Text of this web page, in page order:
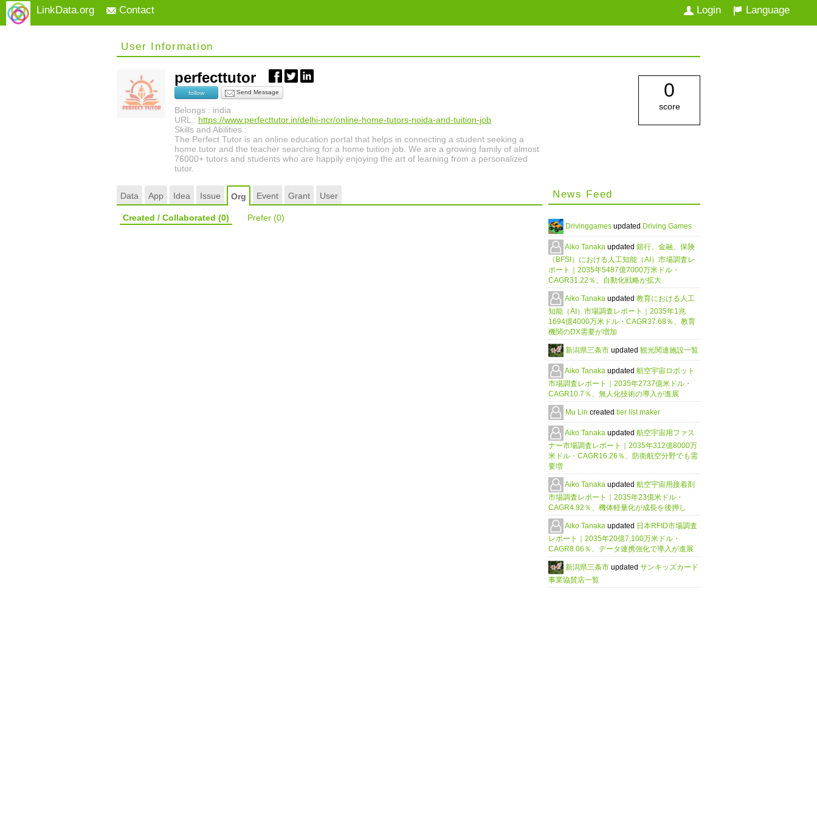
LinkData.org Contact Language
Login
User Information
perfecttutor
follow Send Message
Belongs : india
URL : https://www.perfecttutor.in/delhi-ncr/online-home-tutors-noida-and-tuition-job
Skills and Abilities :
The Perfect Tutor is an online education portal that helps in connecting a student seeking a
home tutor and the teacher searching for a home tuition job. We are a growing family of almost
76000+ tutors and students who are happily enjoying the art of learning from a personalized
tutor.
0
score
Data App Idea Issue Org Event Grant User
Created / Collaborated (0) Prefer (0)
News Feed
Drivinggames updated Driving Games
Aiko Tanaka updated 銀行、金融、保険
（BFSI）における人工知能（AI）市場調査レ
ポート｜2035年5487億7000万米ドル・
CAGR31.22％、自動化戦略が拡大
Aiko Tanaka updated 教育における人工
知能（AI）市場調査レポート｜2035年1兆
1694億4000万米ドル・CAGR37.68％、教育
機関のDX需要が増加
新潟県三条市 updated 観光関連施設一覧
Aiko Tanaka updated 航空宇宙ロボット
市場調査レポート｜2035年2737億米ドル・
CAGR10.7％、無人化技術の導入が進展
Mu Lin created tier list maker
Aiko Tanaka updated 航空宇宙用ファス
ナー市場調査レポート｜2035年312億8000万
米ドル・CAGR16.26％、防衛航空分野でも需
要増
Aiko Tanaka updated 航空宇宙用接着剤
市場調査レポート｜2035年23億米ドル・
CAGR4.92％、機体軽量化が成長を後押し
Aiko Tanaka updated 日本RFID市場調査
レポート｜2035年20億7,100万米ドル・
CAGR8.06％、データ連携強化で導入が進展
新潟県三条市 updated サンキッズカード
事業協賛店一覧